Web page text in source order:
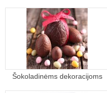
Šokoladinėms dekoracijoms